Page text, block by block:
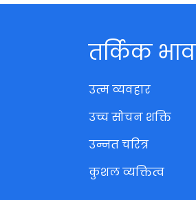
तर्किक भाव
उत्म व्यवहार
उच्च सोचन शक्ति
उन्नत चरित्र
कुशल व्यक्तित्व